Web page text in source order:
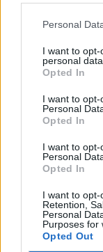
Personal
I want to
personal data.
Opted In
I want to
Personal
Opted In
I want to
Personal
Opted In
I want to opt-
Retention,
Personal
Purposes for
Opted Out
λύσουν τη
Νομική